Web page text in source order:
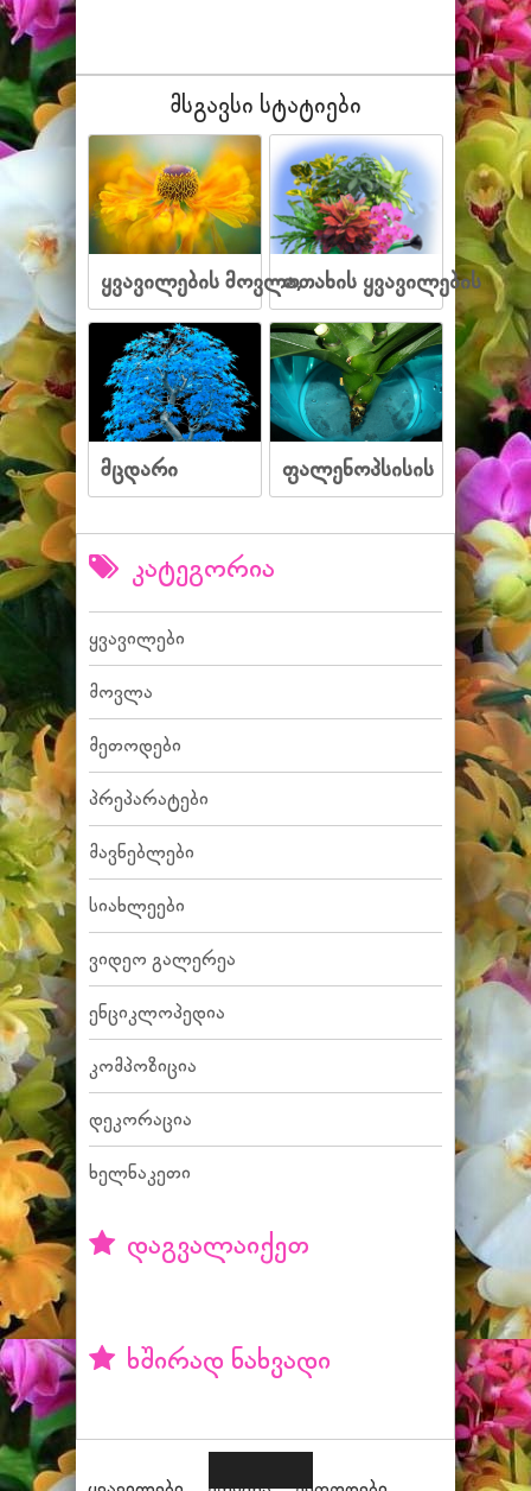
მსგავსი სტატიები
ყვავილების მოვლა,ოთახის ყვავილების
მცდარი ფალენოპსისის
კატეგორია
ყვავილები
მოვლა
მეთოდები
პრეპარატები
მავნებლები
სიახლეები
ვიდეო გალერეა
ენციკლოპედია
კომპოზიცია
დეკორაცია
ხელნაკეთი
დაგვალაიქეთ
ხშირად ნახვადი